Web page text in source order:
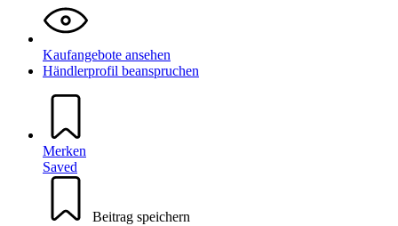
Kaufangebote ansehen
Händlerprofil beanspruchen
Merken
Saved
Beitrag speichern